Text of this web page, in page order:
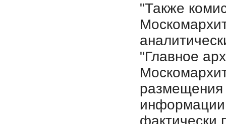
"Также
"Главное
размещения